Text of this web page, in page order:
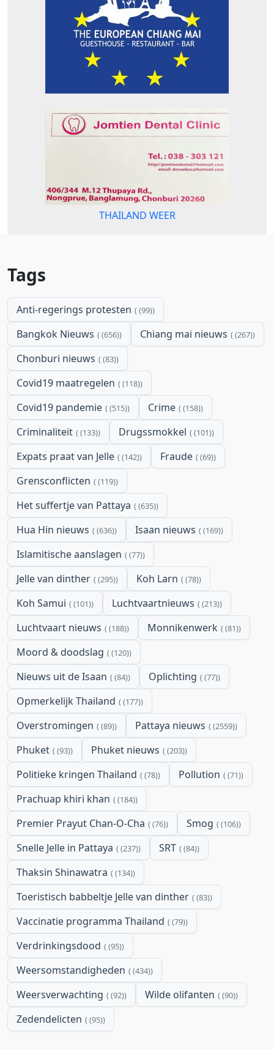
THAILAND WEER
Tags
Anti-regerings protesten (99)
Bangkok Nieuws (656) Chiang mai nieuws (267)
Chonburi nieuws (83)
Covid19 maatregelen (118)
Covid19 pandemie (515) Crime (158)
Criminaliteit (133) Drugssmokkel (101)
Expats praat van Jelle (142) Fraude (69)
Grensconflicten (119)
Het suffertje van Pattaya (635)
Hua Hin nieuws (636) Isaan nieuws (169)
Islamitische aanslagen (77)
Jelle van dinther (295) Koh Larn (78)
Koh Samui (101) Luchtvaartnieuws (213)
Luchtvaart nieuws (188) Monnikenwerk (81)
Moord & doodslag (120)
Nieuws uit de Isaan (84) Oplichting (77)
Opmerkelijk Thailand (177)
Overstromingen (89) Pattaya nieuws (2559)
Phuket (93) Phuket nieuws (203)
Politieke kringen Thailand (78) Pollution (71)
Prachuap khiri khan (184)
Premier Prayut Chan-O-Cha (76) Smog (106)
Snelle Jelle in Pattaya (237) SRT (84)
Thaksin Shinawatra (134)
Toeristisch babbeltje Jelle van dinther (83)
Vaccinatie programma Thailand (79)
Verdrinkingsdood (95)
Weersomstandigheden (434)
Weersverwachting (92) Wilde olifanten (90)
Zedendelicten (95)